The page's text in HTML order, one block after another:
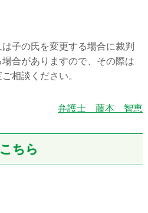
子の氏を変更する場合に裁判
合がありますので、その際は
相談ください。
弁護士 藤本 智恵
ちら